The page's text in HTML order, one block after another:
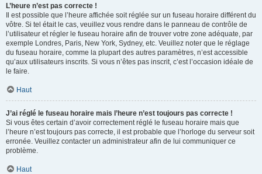
L’heure n’est pas correcte !
Il est possible que l’heure affichée soit réglée sur un fuseau horaire différent du
vôtre. Si tel était le cas, veuillez vous rendre dans le panneau de contrôle de
l’utilisateur et régler le fuseau horaire afin de trouver votre zone adéquate, par
exemple Londres, Paris, New York, Sydney, etc. Veuillez noter que le réglage
du fuseau horaire, comme la plupart des autres paramètres, n’est accessible
qu’aux utilisateurs inscrits. Si vous n’êtes pas inscrit, c’est l’occasion idéale de
le faire.
Haut
J’ai réglé le fuseau horaire mais l’heure n’est toujours pas correcte !
Si vous êtes certain d’avoir correctement réglé le fuseau horaire mais que
l’heure n’est toujours pas correcte, il est probable que l’horloge du serveur soit
erronée. Veuillez contacter un administrateur afin de lui communiquer ce
problème.
Haut